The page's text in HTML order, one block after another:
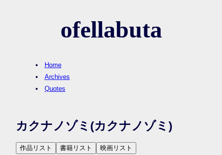
ofellabuta
Home
Archives
Quotes
カクナノゾミ (カクナノゾミ)
作品リスト 書籍リスト 映画リスト